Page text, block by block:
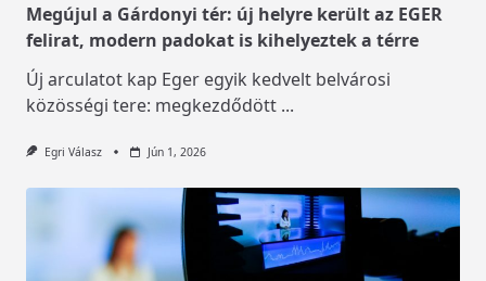
Megújul a Gárdonyi tér: új helyre került az EGER
felirat, modern padokat is kihelyeztek a térre
Új arculatot kap Eger egyik kedvelt belvárosi
közösségi tere: megkezdődött ...
Egri Válasz Jún 1, 2026